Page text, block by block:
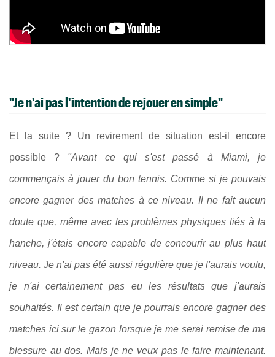
"Je n'ai pas l'intention de rejouer en simple"
Et la suite ? Un revirement de situation est-il encore
possible ? "Avant ce qui s'est passé à Miami, je
commençais à jouer du bon tennis. Comme si je pouvais
encore gagner des matches à ce niveau. Il ne fait aucun
doute que, même avec les problèmes physiques liés à la
hanche, j'étais encore capable de concourir au plus haut
niveau. Je n'ai pas été aussi régulière que je l'aurais voulu,
je n'ai certainement pas eu les résultats que j'aurais
souhaités. Il est certain que je pourrais encore gagner des
matches ici sur le gazon lorsque je me serai remise de ma
blessure au dos. Mais je ne veux pas le faire maintenant.